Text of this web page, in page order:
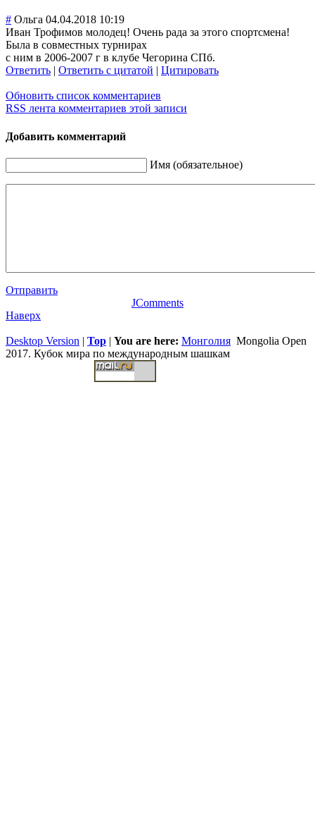
# Ольга 04.04.2018 10:19
Иван Трофимов молодец! Очень рада за этого спортсмена!
Была в совместных турнирах
с ним в 2006-2007 г в клубе Чегорина СПб.
Ответить | Ответить с цитатой | Цитировать
Обновить список комментариев
RSS лента комментариев этой записи
Добавить комментарий
Имя (обязательное)
Отправить
JComments
Наверх
Desktop Version | Top | You are here: Монголия Mongolia Open
2017. Кубок мира по международным шашкам